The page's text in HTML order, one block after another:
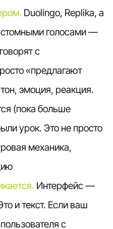
Duolingo, Replika, а
голосами —
с
«предлагают
эмоция, реакция.
(пока больше
урок. Это не просто
механика,
Интерфейс —
и текст. Если ваш
с